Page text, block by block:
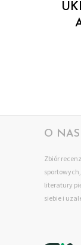
O NAS
Zbiór
literatury
siebie i